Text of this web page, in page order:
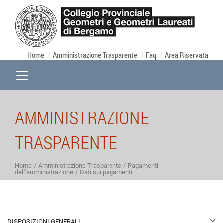
Home Amministrazione Trasparente Faq Area Riservata
AMMINISTRAZIONE
TRASPARENTE
Home Amministrazione Trasparente
Pagamenti
dell’amministrazione
Dati sui pagamenti
DISPOSIZIONI GENERALI